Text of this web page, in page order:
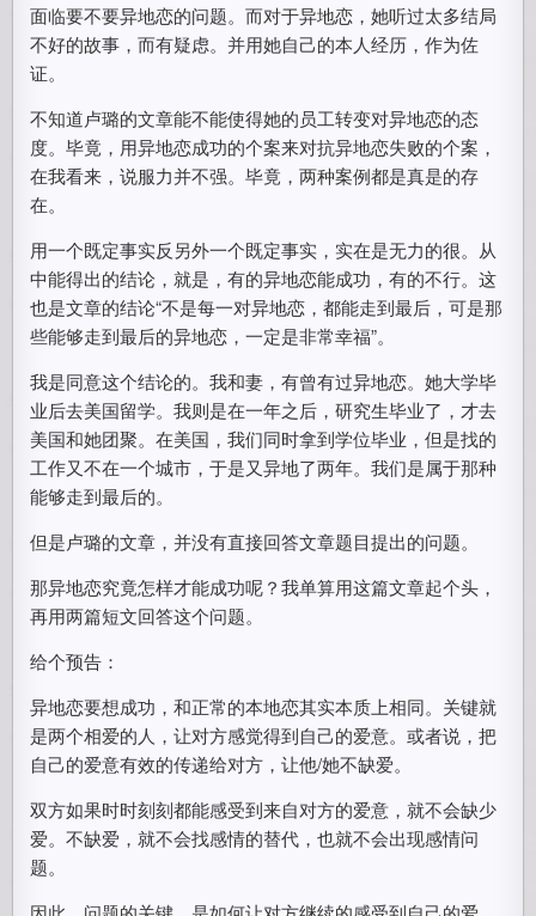
面临要不要异地恋的问题。而对于异地恋，她听过太多结局
不好的故事，而有疑虑。并用她自己的本人经历，作为佐
证。
不知道卢璐的文章能不能使得她的员工转变对异地恋的态
度。毕竟，用异地恋成功的个案来对抗异地恋失败的个案，
在我看来，说服力并不强。毕竟，两种案例都是真是的存
在。
用一个既定事实反另外一个既定事实，实在是无力的很。从
中能得出的结论，就是，有的异地恋能成功，有的不行。这
也是文章的结论“不是每一对异地恋，都能走到最后，可是那
些能够走到最后的异地恋，一定是非常幸福”。
我是同意这个结论的。我和妻，有曾有过异地恋。她大学毕
业后去美国留学。我则是在一年之后，研究生毕业了，才去
美国和她团聚。在美国，我们同时拿到学位毕业，但是找的
工作又不在一个城市，于是又异地了两年。我们是属于那种
能够走到最后的。
但是卢璐的文章，并没有直接回答文章题目提出的问题。
那异地恋究竟怎样才能成功呢？我单算用这篇文章起个头，
再用两篇短文回答这个问题。
给个预告：
异地恋要想成功，和正常的本地恋其实本质上相同。关键就
是两个相爱的人，让对方感觉得到自己的爱意。或者说，把
自己的爱意有效的传递给对方，让他/她不缺爱。
双方如果时时刻刻都能感受到来自对方的爱意，就不会缺少
爱。不缺爱，就不会找感情的替代，也就不会出现感情问
题。